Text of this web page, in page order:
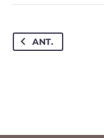
ANT.